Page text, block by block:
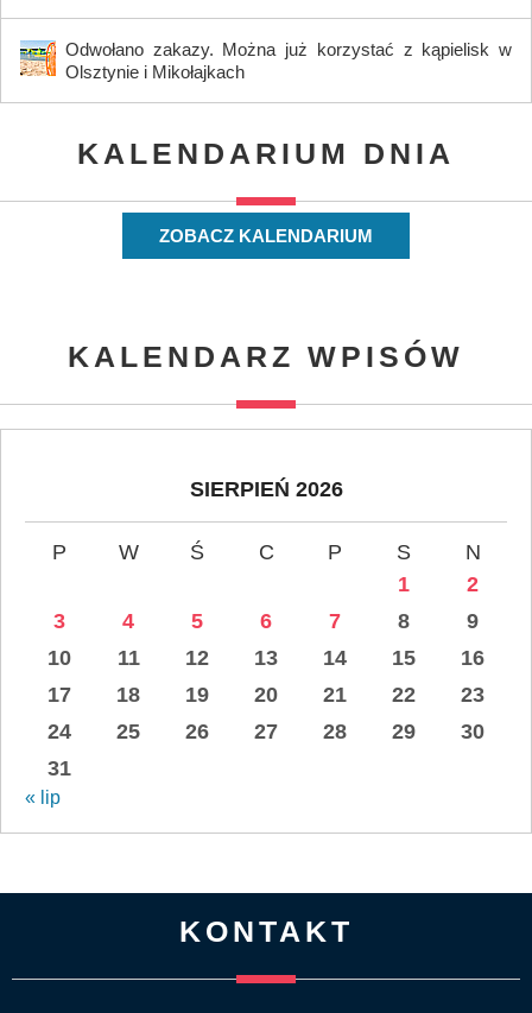
Odwołano zakazy. Można już korzystać z kąpielisk w
Olsztynie i Mikołajkach
KALENDARIUM DNIA
ZOBACZ KALENDARIUM
KALENDARZ WPISÓW
SIERPIEŃ 2026
P W Ś C P S
N
1
2
3
4 5 6 7 8
9
10
11 12 13 14 15
16
17
18 19 20 21 22
23
24
25 26 27 28 29
30
31
« lip
KONTAKT